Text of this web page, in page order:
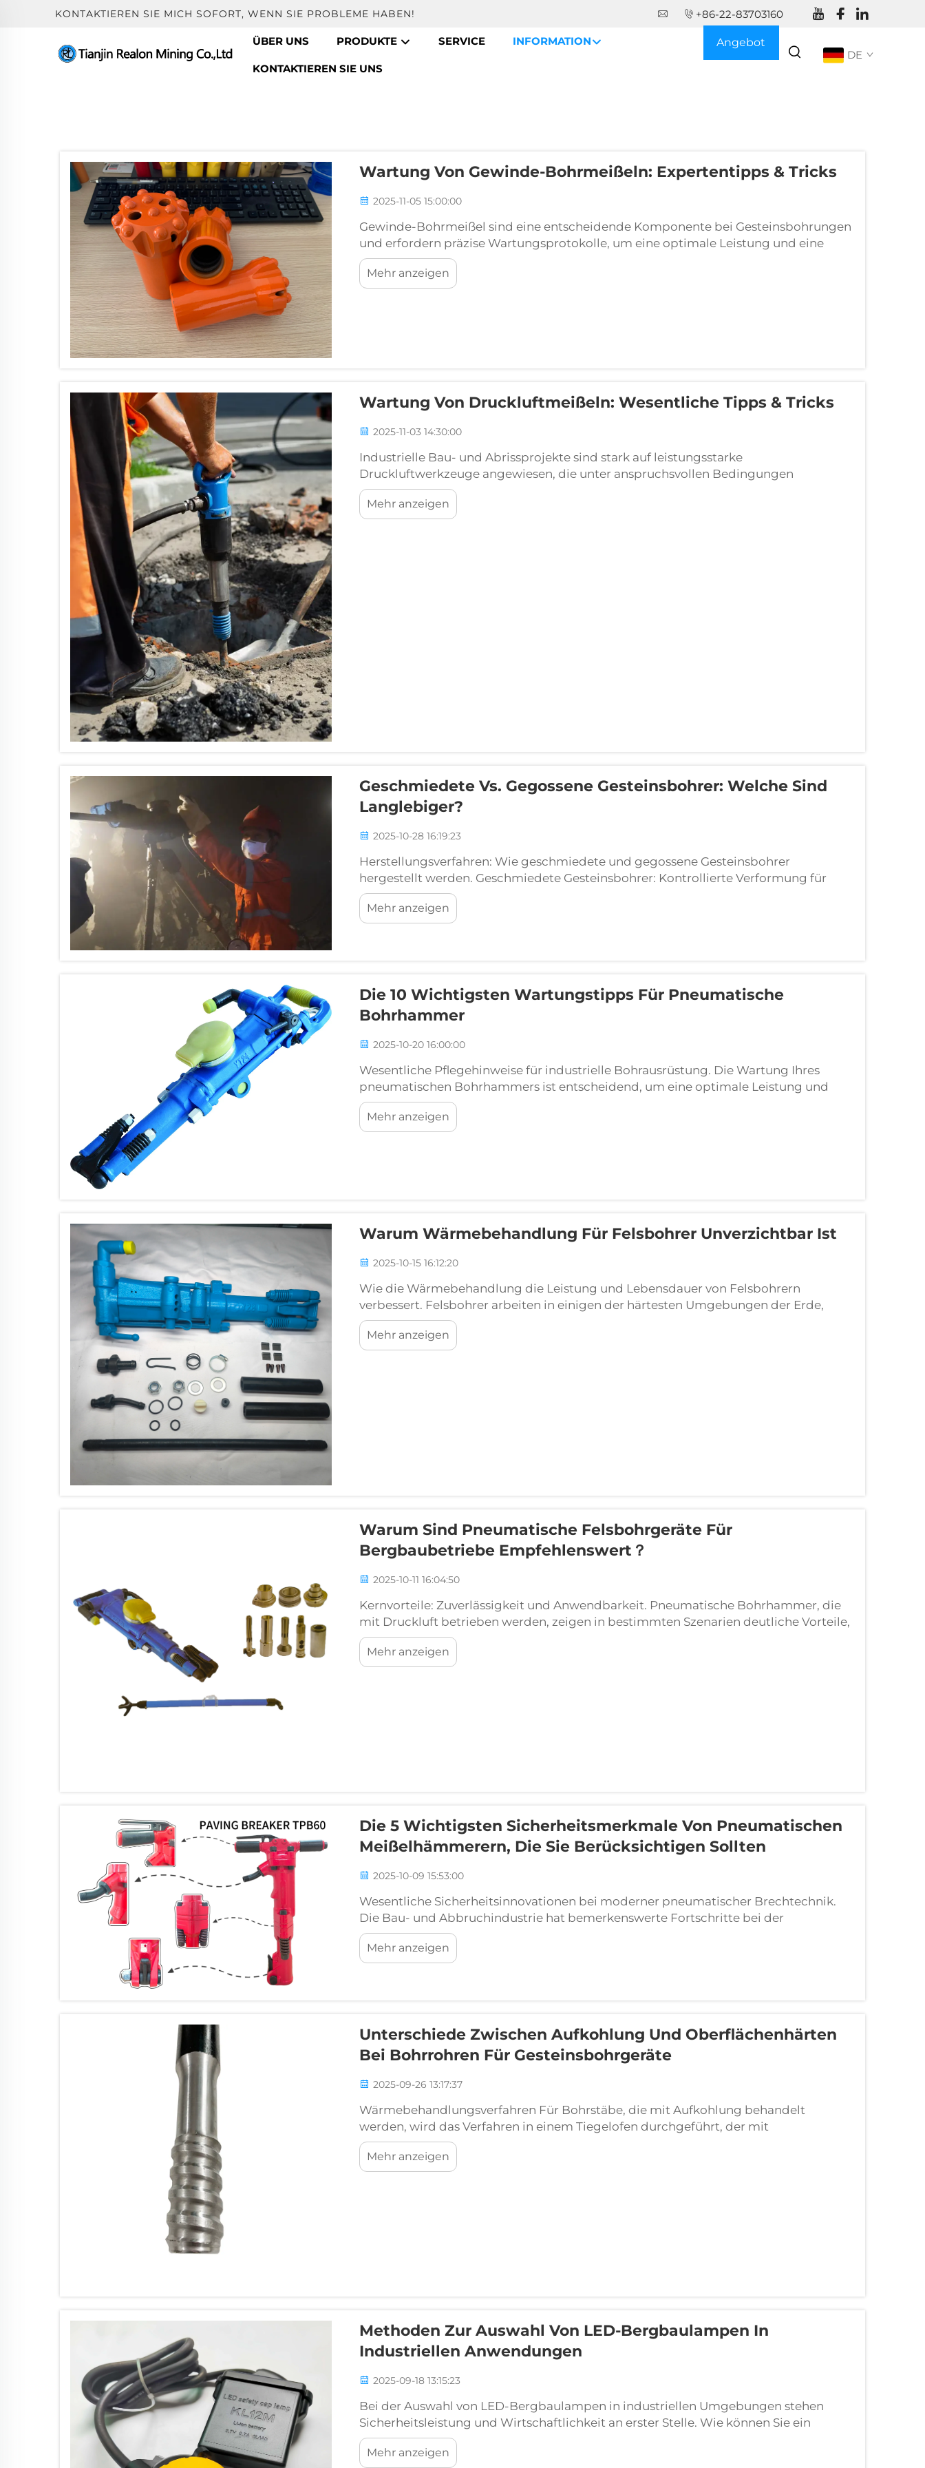
KONTAKTIEREN SIE MICH SOFORT, WENN SIE PROBLEME HABEN! +86-22-83703160
ÜBER UNS PRODUKTE SERVICE INFORMATION
KONTAKTIEREN SIE UNS
Angebot
DE
Wartung Von Gewinde-Bohrmeißeln: Expertentipps & Tricks
2025-11-05 15:00:00
Gewinde-Bohrmeißel sind eine entscheidende Komponente bei Gesteinsbohrungen
und erfordern präzise Wartungsprotokolle, um eine optimale Leistung und eine
längere Nutzungsdauer sicherzustellen. Diese spezialisierten Bohrwerkzeuge
verfügen über Gewindeverbindungen, die besondere Anforderungen an die Pflege
stellen.
Mehr anzeigen
Wartung Von Druckluftmeißeln: Wesentliche Tipps & Tricks
2025-11-03 14:30:00
Industrielle Bau- und Abrissprojekte sind stark auf leistungsstarke
Druckluftwerkzeuge angewiesen, die unter anspruchsvollen Bedingungen
zuverlässige Leistung bieten. Unter diesen unverzichtbaren Werkzeugen gilt der
Druckluftmeißel als Eckpfeiler effizienter Betonbearbeitung.
Mehr anzeigen
Geschmiedete Vs. Gegossene Gesteinsbohrer: Welche Sind
Langlebiger?
2025-10-28 16:19:23
Herstellungsverfahren: Wie geschmiedete und gegossene Gesteinsbohrer
hergestellt werden. Geschmiedete Gesteinsbohrer: Kontrollierte Verformung für
erhöhte Dichte und Festigkeit. Gesteinsbohrer, die durch Schmieden hergestellt
werden, halten viel länger, da sie unter hohem Druck bei Hitze geformt werden...
Mehr anzeigen
Die 10 Wichtigsten Wartungstipps Für Pneumatische
Bohrhammer
2025-10-20 16:00:00
Wesentliche Pflegehinweise für industrielle Bohrausrüstung. Die Wartung Ihres
pneumatischen Bohrhammers ist entscheidend, um eine optimale Leistung und
Langlebigkeit in industriellen Anwendungen sicherzustellen. Diese leistungsstarken
Werkzeuge sind das Rückgrat des Bauwesens und des Bergbaus...
Mehr anzeigen
Warum Wärmebehandlung Für Felsbohrer Unverzichtbar Ist
2025-10-15 16:12:20
Wie die Wärmebehandlung die Leistung und Lebensdauer von Felsbohrern
verbessert. Felsbohrer arbeiten in einigen der härtesten Umgebungen der Erde,
weshalb die Materialhaltbarkeit nicht verhandelbar ist. Gezielte
Wärmebehandlungsverfahren verändern den Bohrstahl auf atomarer Ebene ...
Mehr anzeigen
Warum Sind Pneumatische Felsbohrgeräte Für
Bergbaubetriebe Empfehlenswert？
2025-10-11 16:04:50
Kernvorteile: Zuverlässigkeit und Anwendbarkeit. Pneumatische Bohrhammer, die
mit Druckluft betrieben werden, zeigen in bestimmten Szenarien deutliche Vorteile,
wobei Hand- und Gestellbohrgeräte besonders beliebt sind. Hohe Sicherheit beim
Betrieb mit komprimierter Luft.
Mehr anzeigen
Die 5 Wichtigsten Sicherheitsmerkmale Von Pneumatischen
Meißelhämmerern, Die Sie Berücksichtigen Sollten
2025-10-09 15:53:00
Wesentliche Sicherheitsinnovationen bei moderner pneumatischer Brechtechnik.
Die Bau- und Abbruchindustrie hat bemerkenswerte Fortschritte bei der
Technologie pneumatischer Meißelmaschinen erzielt, insbesondere im Hinblick auf
Sicherheitsmerkmale. Diese leistungsstarken Werkzeuge sind essenziell...
Mehr anzeigen
Unterschiede Zwischen Aufkohlung Und Oberflächenhärten
Bei Bohrrohren Für Gesteinsbohrgeräte
2025-09-26 13:17:37
Wärmebehandlungsverfahren Für Bohrstäbe, die mit Aufkohlung behandelt
werden, wird das Verfahren in einem Tiegelofen durchgeführt, der mit
kohlenstoffreichen Gasen gefüllt ist. Nach einer Behandlungszeit bildet sich eine
harte, verschleißfeste Karbidschicht auf dem Stabkörper und dem inn...
Mehr anzeigen
Methoden Zur Auswahl Von LED-Bergbaulampen In
Industriellen Anwendungen
2025-09-18 13:15:23
Bei der Auswahl von LED-Bergbaulampen in industriellen Umgebungen stehen
Sicherheitsleistung und Wirtschaftlichkeit an erster Stelle. Wie können Sie ein
Produkt auswählen, das am besten zu Ihren Anforderungen passt? Im Folgenden
finden Sie einige einfache Methoden, die Ihnen bei der Auswahl helfen. Wählen Sie
Mehr anzeigen